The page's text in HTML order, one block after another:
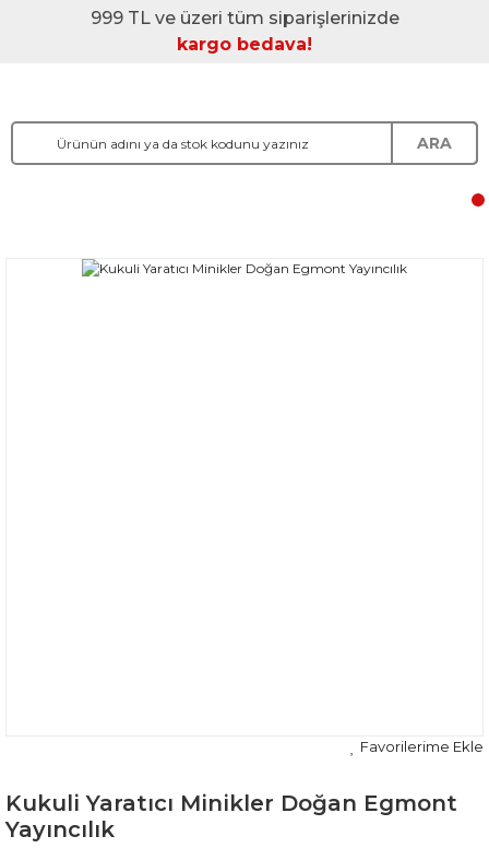
999 TL ve üzeri tüm siparişlerinizde
kargo bedava!
ARA
Kukuli Yaratıcı Minikler Doğan Egmont
Yayıncılık